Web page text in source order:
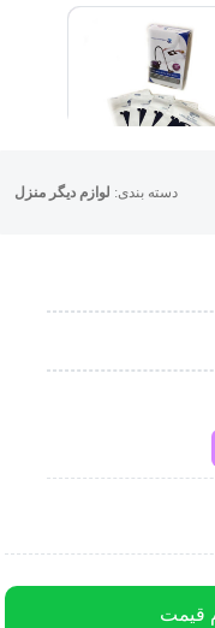
دسته بندی:لوازم دیگر منزل
قیمت